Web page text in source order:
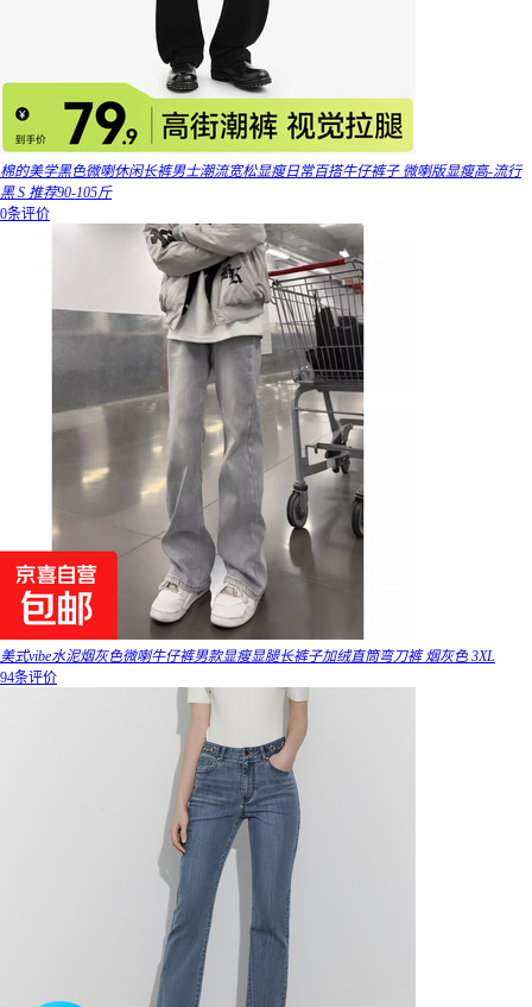
棉的美学黑色微喇休闲长裤男士潮流宽松显瘦日常百搭牛仔裤子 微喇版显瘦高-流行
黑 S 推荐90-105斤
0条评价
美式vibe水泥烟灰色微喇牛仔裤男款显瘦显腿长裤子加绒直筒弯刀裤 烟灰色 3XL
94条评价